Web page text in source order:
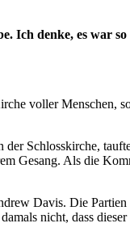
Ich denke, es war so
voller Menschen,
Schlosskirche,
Gesang. Als die
Davis. Die
nicht, dass dieser